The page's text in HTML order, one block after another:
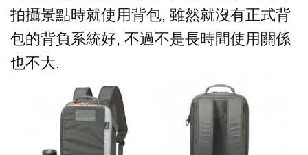
拍攝景點時就使用背包, 雖然就沒有正式背
包的背負系統好, 不過不是長時間使用關係
也不大.